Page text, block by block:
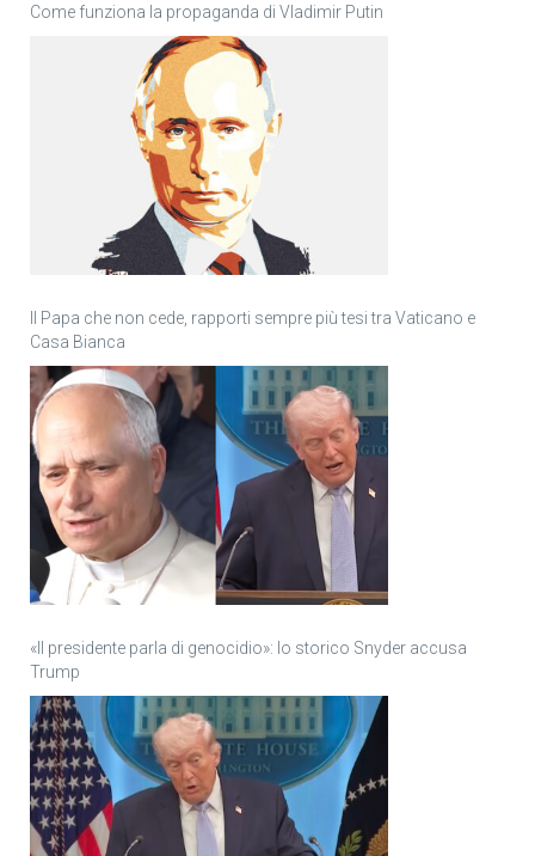
Come funziona la propaganda di Vladimir Putin
Il Papa che non cede, rapporti sempre più tesi tra Vaticano e
Casa Bianca
«Il presidente parla di genocidio»: lo storico Snyder accusa
Trump